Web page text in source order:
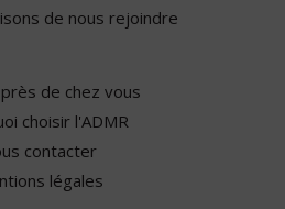
de nous rejoindre
près de chez vous
choisir l'ADMR
contacter
légales